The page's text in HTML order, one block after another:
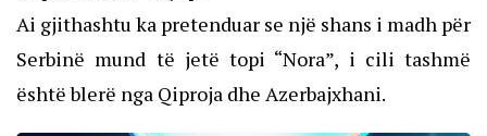
Ai gjithashtu ka pretenduar se një shans i madh për
Serbinë mund të jetë topi “Nora”, i cili tashmë
është blerë nga Qiproja dhe Azerbajxhani.